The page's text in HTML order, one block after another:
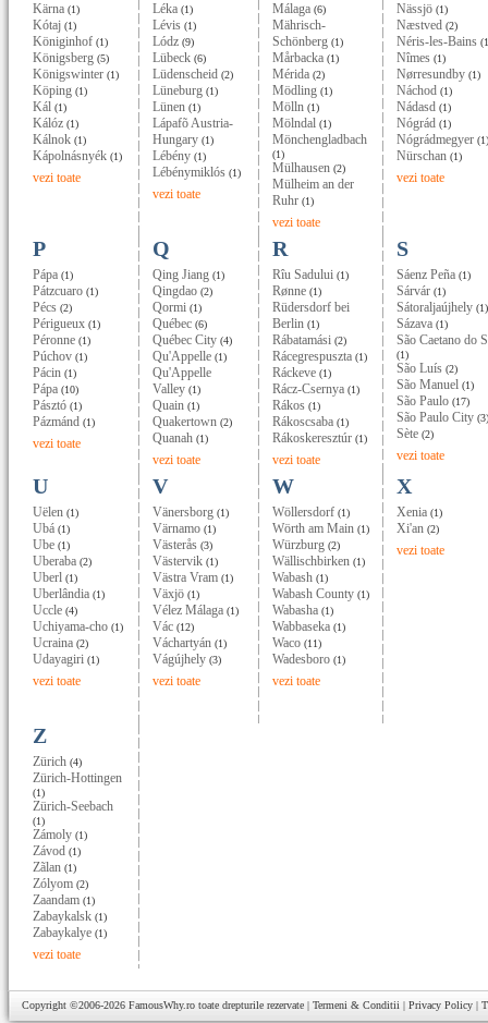
Kärna (1)
Kótaj (1)
Königinhof (1)
Königsberg (5)
Königswinter (1)
Köping (1)
Kál (1)
Kálóz (1)
Kálnok (1)
Kápolnásnyék (1)
vezi toate
Léka (1)
Lévis (1)
Lódz (9)
Lübeck (6)
Lüdenscheid (2)
Lüneburg (1)
Lünen (1)
Lápafõ Austria-
Hungary (1)
Lébény (1)
Lébénymiklós (1)
vezi toate
Málaga (6)
Mährisch-
Schönberg (1)
Mårbacka (1)
Mérida (2)
Mödling (1)
Mölln (1)
Mölndal (1)
Mönchengladbach
(1)
Mülhausen (2)
Mülheim an der
Ruhr (1)
vezi toate
Nässjö (1)
Næstved (2)
Néris-les-Bains
Nîmes (1)
Nørresundby (1)
Náchod (1)
Nádasd (1)
Nógrád (1)
Nógrádmegyer (1)
Nürschan (1)
vezi toate
P
Pápa (1)
Pátzcuaro (1)
Pécs (2)
Périgueux (1)
Péronne (1)
Púchov (1)
Pácin (1)
Pápa (10)
Pásztó (1)
Pázmánd (1)
vezi toate
Q
Qing Jiang (1)
Qingdao (2)
Qormi (1)
Québec (6)
Québec City (4)
Qu'Appelle (1)
Qu'Appelle
Valley (1)
Quain (1)
Quakertown (2)
Quanah (1)
vezi toate
R
Rîu Sadului (1)
Rønne (1)
Rüdersdorf bei
Berlin (1)
Rábatamási (2)
Rácegrespuszta (1)
Ráckeve (1)
Rácz-Csernya (1)
Rákos (1)
Rákoscsaba (1)
Rákoskeresztúr (1)
vezi toate
S
Sáenz Peña (1)
Sárvár (1)
Sátoraljaújhely (1)
Sázava (1)
São Caetano do
(1)
São Luís (2)
São Manuel (1)
São Paulo (17)
São Paulo City (3)
Sète (2)
vezi toate
U
Uëlen (1)
Ubá (1)
Ube (1)
Uberaba (2)
Uberl (1)
Uberlândia (1)
Uccle (4)
Uchiyama-cho (1)
Ucraina (2)
Udayagiri (1)
vezi toate
V
Vänersborg (1)
Värnamo (1)
Västerås (3)
Västervik (1)
Västra Vram (1)
Växjö (1)
Vélez Málaga (1)
Vác (12)
Váchartyán (1)
Vágújhely (3)
vezi toate
W
Wöllersdorf (1)
Wörth am Main (1)
Würzburg (2)
Wällischbirken (1)
Wabash (1)
Wabash County (1)
Wabasha (1)
Wabbaseka (1)
Waco (11)
Wadesboro (1)
vezi toate
X
Xenia (1)
Xi'an (2)
vezi toate
Z
Zürich (4)
Zürich-Hottingen
(1)
Zürich-Seebach
(1)
Zámoly (1)
Závod (1)
Zãlan (1)
Zólyom (2)
Zaandam (1)
Zabaykalsk (1)
Zabaykalye (1)
vezi toate
Copyright ©2006-2026 FamousWhy.ro toate drepturile rezervate | Termeni & Conditii | Privacy Policy |